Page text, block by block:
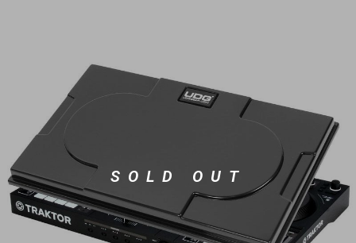
ベース
パーカッション
キーボード 電子ピアノ
管楽器 その他楽器
SOLD OUT